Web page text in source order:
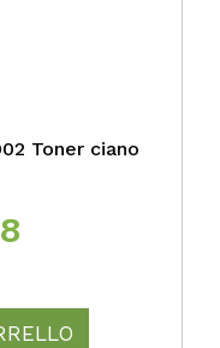
Toner ciano